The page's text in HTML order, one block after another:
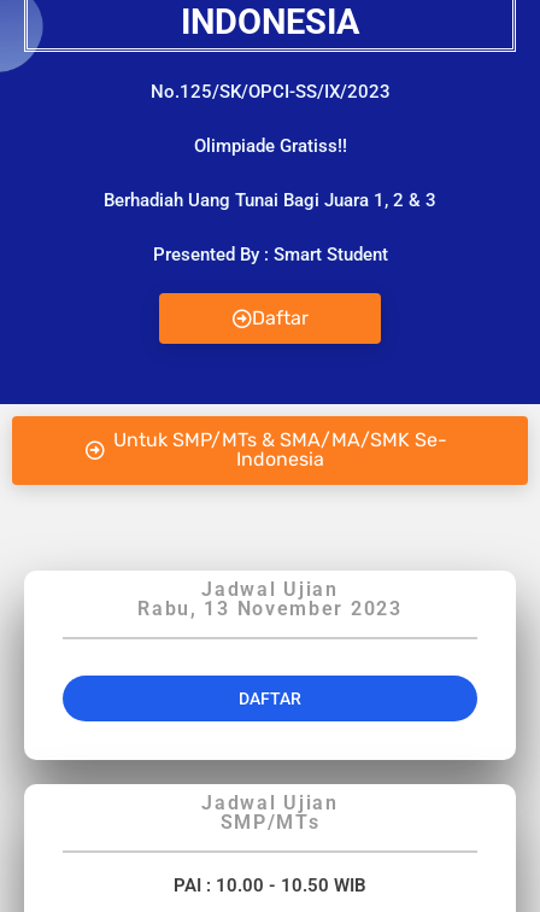
INDONESIA
No.125/SK/OPCI-SS/IX/2023
Olimpiade Gratiss!!
Berhadiah Uang Tunai Bagi Juara 1, 2 & 3
Presented By : Smart Student
Daftar
Untuk SMP/MTs & SMA/MA/SMK Se-
Indonesia
Jadwal Ujian
Rabu, 13 November 2023
DAFTAR
Jadwal Ujian
SMP/MTs
PAI : 10.00 - 10.50 WIB